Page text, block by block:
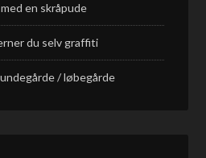
en skråpude
du selv graffiti
/ løbegårde